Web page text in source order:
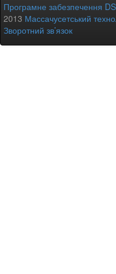
Програмне забезпечення
2013 Массачусетський
Зворотний зв’язок